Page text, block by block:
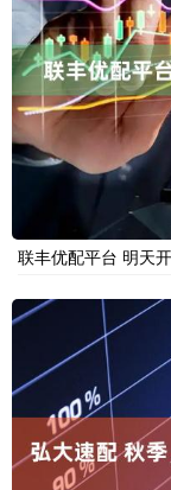
联丰优配平台 明天